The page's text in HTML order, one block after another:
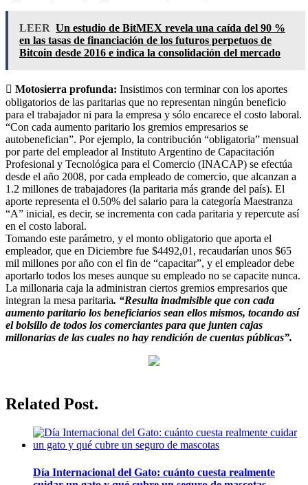
LEER Un estudio de BitMEX revela una caída del 90 %
en las tasas de financiación de los futuros perpetuos de
Bitcoin desde 2016 e indica la consolidación del mercado
 Motosierra profunda: Insistimos con terminar con los aportes
obligatorios de las paritarias que no representan ningún beneficio
para el trabajador ni para la empresa y sólo encarece el costo laboral.
“Con cada aumento paritario los gremios empresarios se
autobenefician”. Por ejemplo, la contribución “obligatoria” mensual
por parte del empleador al Instituto Argentino de Capacitación
Profesional y Tecnológica para el Comercio (INACAP) se efectúa
desde el año 2008, por cada empleado de comercio, que alcanzan a
1.2 millones de trabajadores (la paritaria más grande del país). El
aporte representa el 0.50% del salario para la categoría Maestranza
“A” inicial, es decir, se incrementa con cada paritaria y repercute así
en el costo laboral.
Tomando este parámetro, y el monto obligatorio que aporta el
empleador, que en Diciembre fue $4492,01, recaudarían unos $65
mil millones por año con el fin de “capacitar”, y el empleador debe
aportarlo todos los meses aunque su empleado no se capacite nunca.
La millonaria caja la administran ciertos gremios empresarios que
integran la mesa paritaria. “Resulta inadmisible que con cada
aumento paritario los beneficiarios sean ellos mismos, tocando así
el bolsillo de todos los comerciantes para que junten cajas
millonarias de las cuales no hay rendición de cuentas públicas”.
Related Post.
Día Internacional del Gato: cuánto cuesta realmente